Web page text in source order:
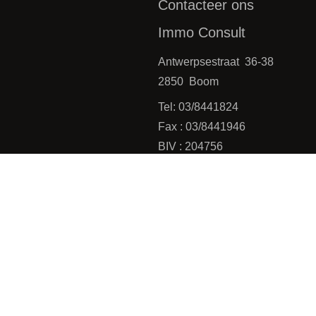
Contacteer ons
Immo Consult
Antwerpsestraat 36-38
2850 Boom
Tel: 03/8441824
Fax : 03/8441946
BIV : 204756